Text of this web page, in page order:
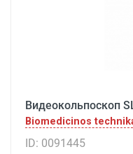
Видеокольпоскоп
Biomedicinos
ID: 0091445